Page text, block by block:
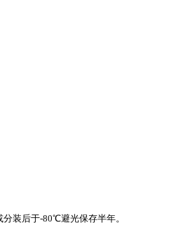
分装后于-80℃避光保存半年。